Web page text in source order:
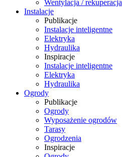
Wentylacja / rekuperacja
Instalacje
Publikacje
Instalacje inteligentne
Elektryka
Hydraulika
Inspiracje
Instalacje inteligentne
Elektryka
Hydraulika
Ogrody
Publikacje
Ogrody
Wyposażenie ogrodów
Tarasy
Ogrodzenia
Inspiracje